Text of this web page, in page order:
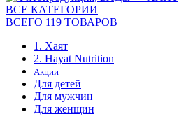
ВСЕ КАТЕГОРИИ
ВСЕГО 119 ТОВАРОВ
1. Хаят
2. Hayat Nutrition
Акции
Для детей
Для мужчин
Для женщин